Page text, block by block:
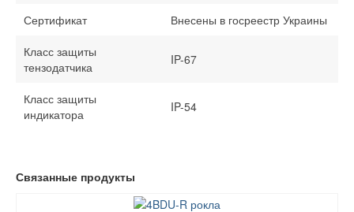
Сертификат
Внесены в госреестр Украины
Класс защиты
тензодатчика
IP-67
Класс защиты
индикатора
IP-54
Связанные продукты